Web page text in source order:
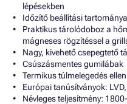
lépésekben
Időzítő beállítási
Praktikus tárolódoboz a
mágneses rögzítéssel a
Nagy, kivehető csepegtető
Csúszásmentes gumilábak
Termikus túlmelegedés
Európai tanúsítványok:
Névleges teljesítmény: